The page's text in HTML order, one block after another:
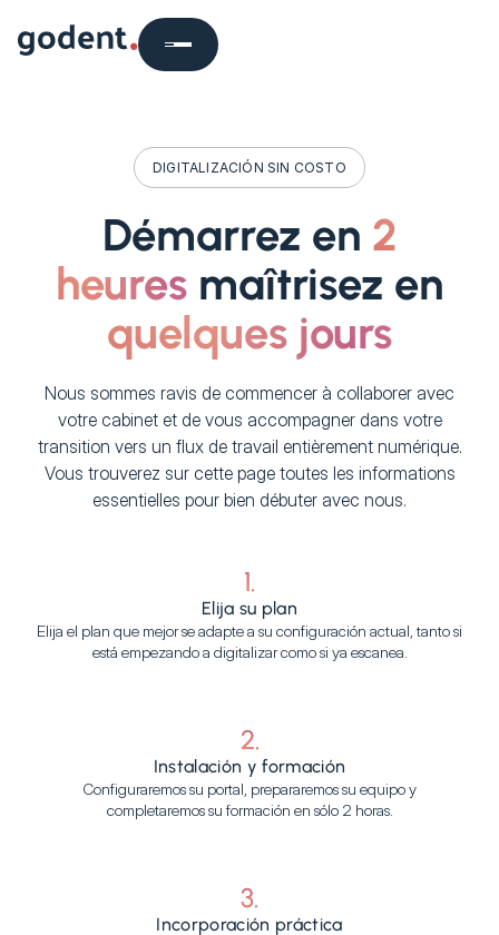
DIGITALIZACIÓN SIN COSTO
Démarrez en 2
heures maîtrisez en
quelques jours
Nous sommes ravis de commencer à collaborer avec
votre cabinet et de vous accompagner dans votre
transition vers un flux de travail entièrement numérique.
Vous trouverez sur cette page toutes les informations
essentielles pour bien débuter avec nous.
1.
Elija su plan
Elija el plan que mejor se adapte a su configuración actual, tanto si
está empezando a digitalizar como si ya escanea.
2.
Instalación y formación
Configuraremos su portal, prepararemos su equipo y
completaremos su formación en sólo 2 horas.
3.
Incorporación práctica